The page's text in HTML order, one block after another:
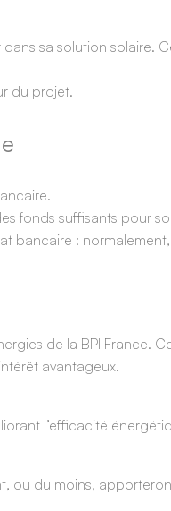
sa solution solaire.
du projet.
fonds suffisants pour
bancaire :
de la BPI France.
avantageux.
l’efficacité
ou du moins,